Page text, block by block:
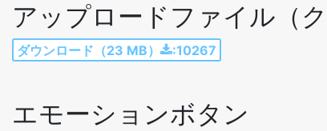
アップロードファイル（
ダウンロード（23 MB） :10267
エモーションボタン